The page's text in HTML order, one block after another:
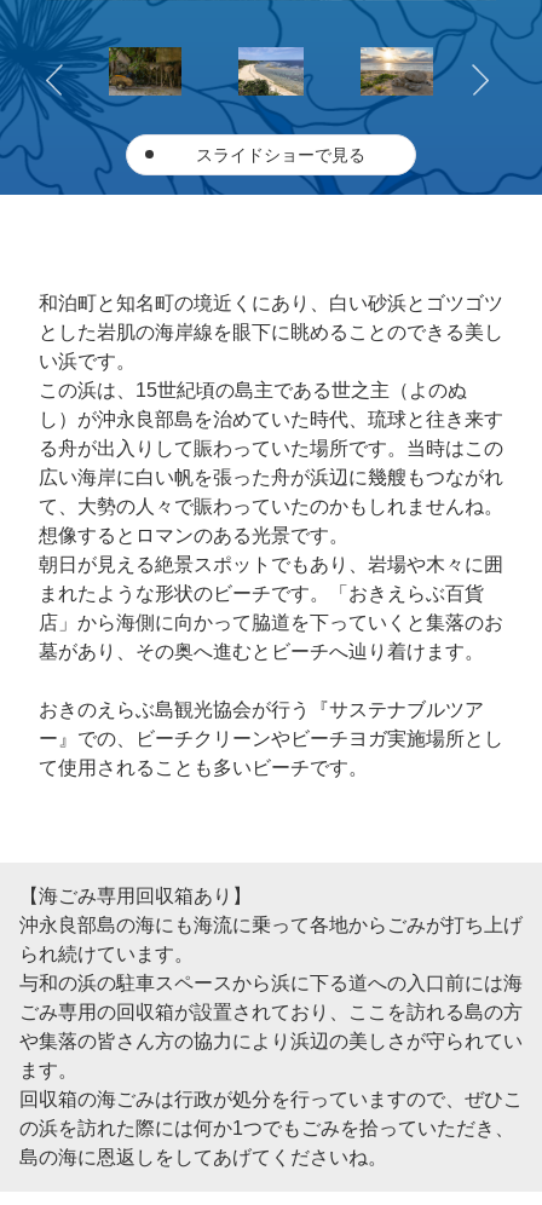
スライドショーで見る
和泊町と知名町の境近くにあり、白い砂浜とゴツゴツ
とした岩肌の海岸線を眼下に眺めることのできる美し
い浜です。
この浜は、15世紀頃の島主である世之主（よのぬ
し）が沖永良部島を治めていた時代、琉球と往き来す
る舟が出入りして賑わっていた場所です。当時はこの
広い海岸に白い帆を張った舟が浜辺に幾艘もつながれ
て、大勢の人々で賑わっていたのかもしれませんね。
想像するとロマンのある光景です。
朝日が見える絶景スポットでもあり、岩場や木々に囲
まれたような形状のビーチです。「おきえらぶ百貨
店」から海側に向かって脇道を下っていくと集落のお
墓があり、その奥へ進むとビーチへ辿り着けます。
おきのえらぶ島観光協会が行う『サステナブルツア
ー』での、ビーチクリーンやビーチヨガ実施場所とし
て使用されることも多いビーチです。
【海ごみ専用回収箱あり】
沖永良部島の海にも海流に乗って各地からごみが打ち上げ
られ続けています。
与和の浜の駐車スペースから浜に下る道への入口前には海
ごみ専用の回収箱が設置されており、ここを訪れる島の方
や集落の皆さん方の協力により浜辺の美しさが守られてい
ます。
回収箱の海ごみは行政が処分を行っていますので、ぜひこ
の浜を訪れた際には何か1つでもごみを拾っていただき、
島の海に恩返しをしてあげてくださいね。